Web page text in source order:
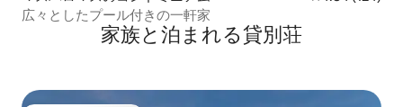
広々としたプール付きの一軒家
家族と泊まれる貸別荘